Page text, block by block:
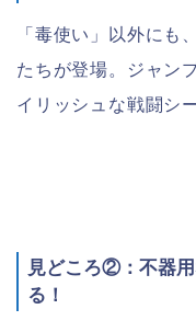
「毒使い」以外にも
たちが登場。ジャン
イリッシュな戦闘シ
見どころ②：不器
る！